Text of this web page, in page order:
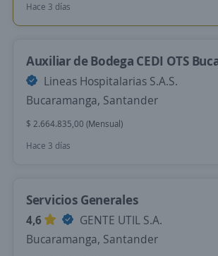
Hace 3 días
Auxiliar de Bodega CEDI OTS
Lineas Hospitalarias S.A.S.
Bucaramanga, Santander
$ 2.664.835,00 (Mensual)
Hace 3 días
Servicios Generales
4,6
GENTE UTIL S.A.
Bucaramanga, Santander